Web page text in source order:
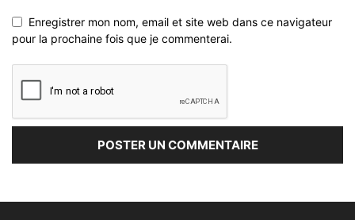
Enregistrer mon nom, email et site web dans ce navigateur
pour la prochaine fois que je commenterai.